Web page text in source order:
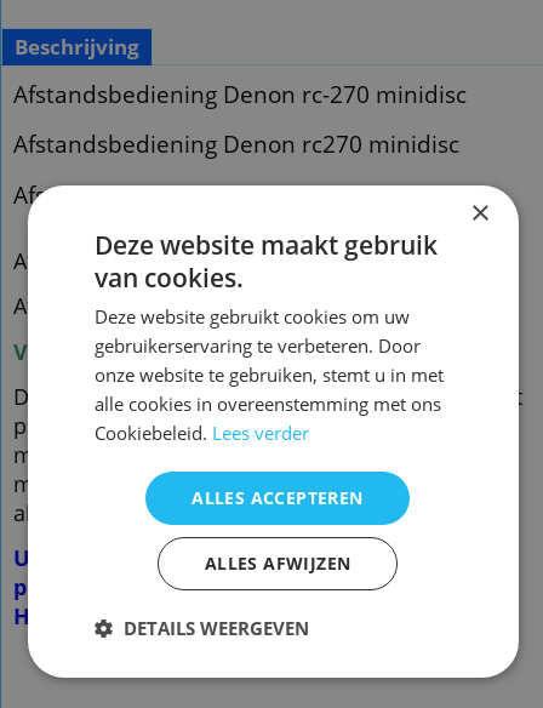
Beschrijving
Afstandsbediening Denon rc-270 minidisc
Afstandsbediening Denon rc270 minidisc
Afstandsbediening DenonDMD1000
Afstandsbediening Denon rc-270 minidisc
Afstandsbediening Denon
DMD1000
Voorraad nieuw vervangend: 1
De vervangende is een kopie van de originele met
precies dezelfde functies
maar een ander uiterlijk en is speciaal voor dit
model gemaakt en werkt ook
alleen op dit merk en model. ( zie foto 2 )
U hoeft de afstandsbediening NIET te
programmeren!
Het werkt direct
×
Deze website maakt gebruik
van cookies.
Deze website gebruikt cookies om uw
gebruikerservaring te verbeteren. Door
onze website te gebruiken, stemt u in met
alle cookies in overeenstemming met ons
Cookiebeleid. Lees verder
ALLES ACCEPTEREN
ALLES AFWIJZEN
DETAILS WEERGEVEN